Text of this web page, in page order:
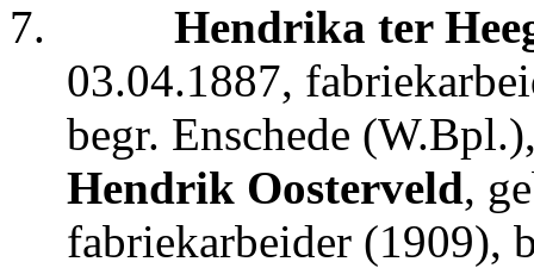
7.
Hendrika ter
03.04.1887,
begr. Enschede
Hendrik Oosterveld,
fabriekarbeider (1909),